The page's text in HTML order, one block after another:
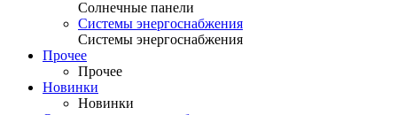
Солнечные панели
Системы энергоснабжения
Системы энергоснабжения
Прочее
Прочее
Новинки
Новинки